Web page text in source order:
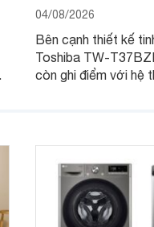
04/08/2026
Bên cạnh thiết kế
Toshiba TW-
còn ghi điểm với hệ
giặt.